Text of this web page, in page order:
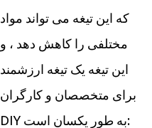
که این تیغه می تواند مواد
مختلفی را کاهش دهد ، و
این تیغه یک تیغه ارزشمند
برای متخصصان و کارگران
DIY به طور یکسان است: